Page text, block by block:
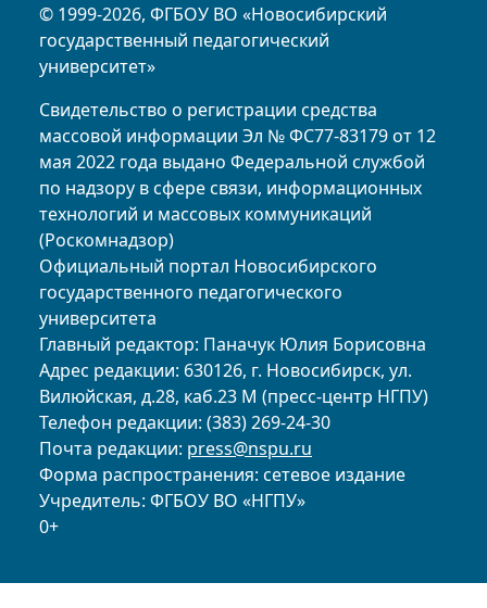
© 1999-2026, ФГБОУ ВО «Новосибирский
государственный педагогический
университет»
Свидетельство о регистрации средства
массовой информации Эл № ФС77-83179 от 12
мая 2022 года выдано Федеральной службой
по надзору в сфере связи, информационных
технологий и массовых коммуникаций
(Роскомнадзор)
Официальный портал Новосибирского
государственного педагогического
университета
Главный редактор: Паначук Юлия Борисовна
Адрес редакции: 630126, г. Новосибирск, ул.
Вилюйская, д.28, каб.23 М (пресс-центр НГПУ)
Телефон редакции: (383) 269-24-30
Почта редакции: press@nspu.ru
Форма распространения: сетевое издание
Учредитель: ФГБОУ ВО «НГПУ»
0+